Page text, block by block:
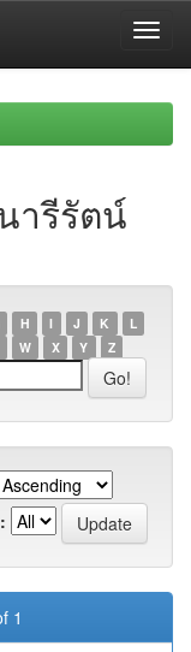
ารีรัตน์
H I J K
L
W X Y Z
1